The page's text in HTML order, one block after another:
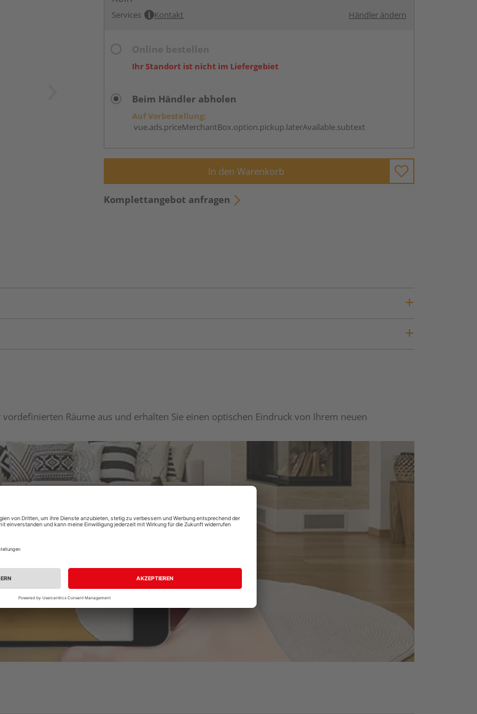
Services Kontakt Händler ändern
Ihr Standort ist nicht im Liefergebiet
Beim Händler abholen
Auf Vorbestellung:
vue.ads.priceMerchantBox.option.pickup.laterAvailable.subtext
In den Warenkorb
Komplettangebot anfragen
Räume aus und erhalten Sie einen optischen Eindruck von Ihrem neuen